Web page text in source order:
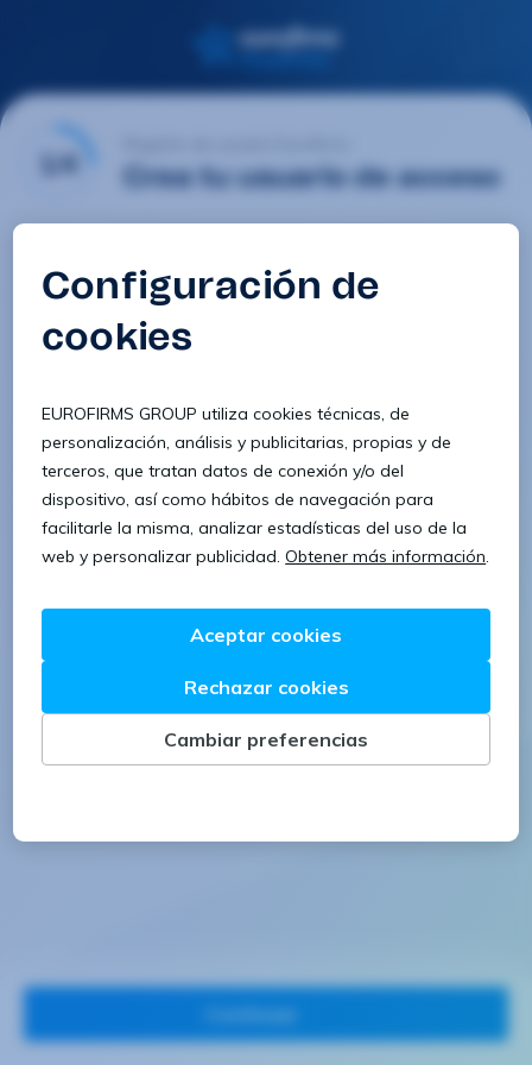
1/4 Crea tu usuario de acceso
Contraseña
Confirmar contraseña
8 caracteres 1 letra minúscula
1 letra mayúscula 1 número